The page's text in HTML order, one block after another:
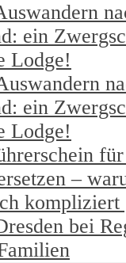
ein
Lodge!
ein
Lodge!
–
kompliziert
bei